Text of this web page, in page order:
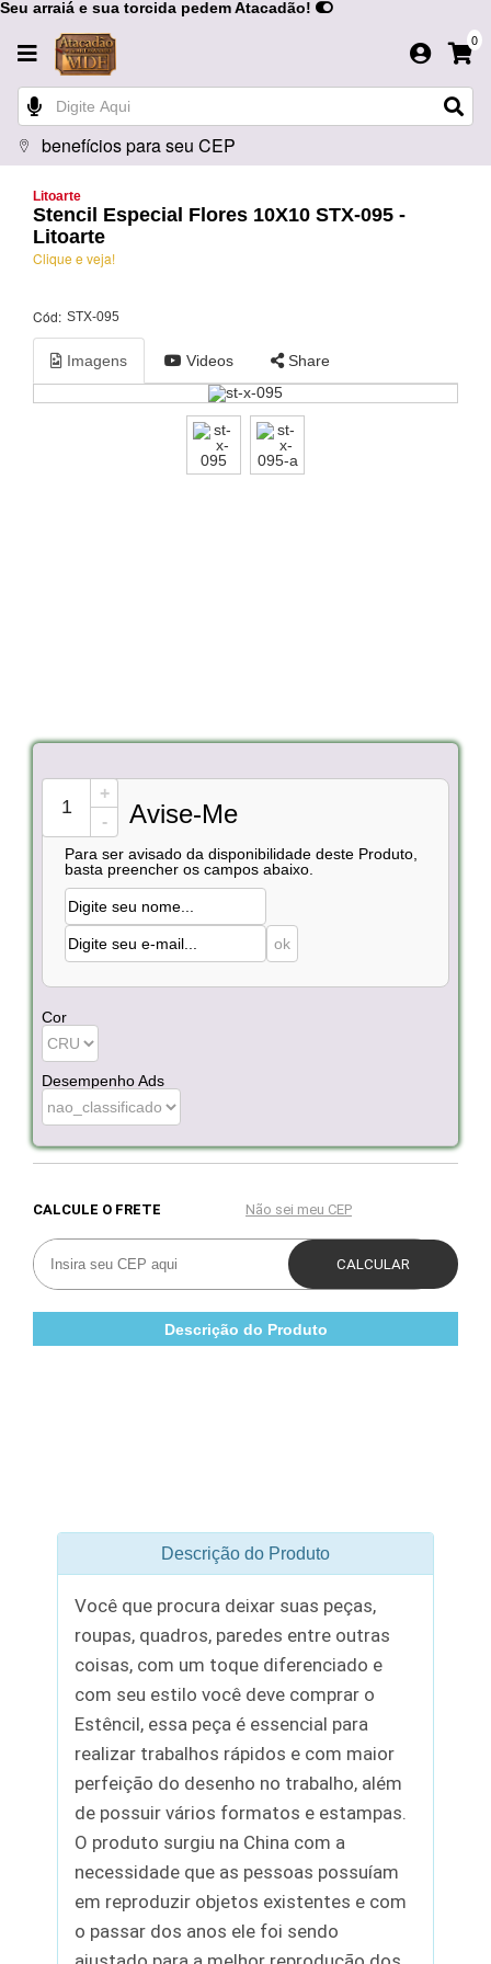
Seu arraiá e sua torcida pedem Atacadão!
0
benefícios para seu CEP
Litoarte
Stencil Especial Flores 10X10 STX-095 -
Litoarte
Clique e veja!
Cód: STX-095
Imagens Videos Share
+
-
Avise-Me
Para ser avisado da disponibilidade deste Produto,
basta preencher os campos abaixo.
Cor
Desempenho Ads
Descrição do Produto
Descrição do Produto
Você que procura deixar suas peças,
roupas, quadros, paredes entre outras
coisas, com um toque diferenciado e
com seu estilo você deve comprar o
Estêncil, essa peça é essencial para
realizar trabalhos rápidos e com maior
perfeição do desenho no trabalho, além
de possuir vários formatos e estampas.
O produto surgiu na China com a
necessidade que as pessoas possuíam
em reproduzir objetos existentes e com
o passar dos anos ele foi sendo